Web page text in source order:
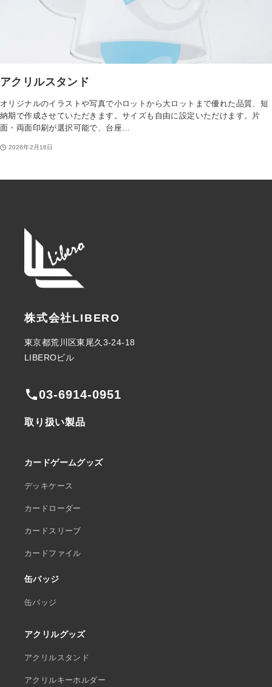
ポスター
アクリルスタンド
オリジナルのイラストや写真で小ロットから大ロットまで優れた品質、短
納期で作成させていただきます。サイズも自由に設定いただけます。片
面・両面印刷が選択可能で、台座…
2026年2月16日
株式会社LIBERO
東京都荒川区東尾久3-24-18
LIBEROビル
phone03-6914-0951
取り扱い製品
カードゲームグッズ
デッキケース
カードローダー
カードスリーブ
カードファイル
缶バッジ
缶バッジ
アクリルグッズ
アクリルスタンド
アクリルキーホルダー